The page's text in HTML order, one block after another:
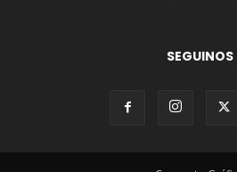
SEGUINOS